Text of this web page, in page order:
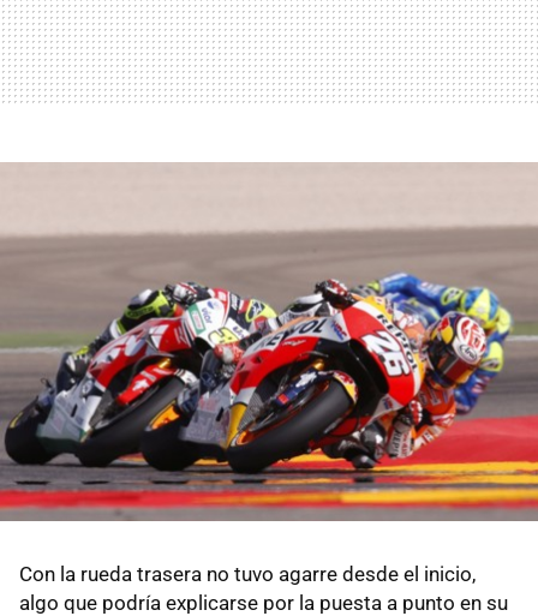
Con la rueda trasera no tuvo agarre desde el inicio,
algo que podría explicarse por la puesta a punto en su